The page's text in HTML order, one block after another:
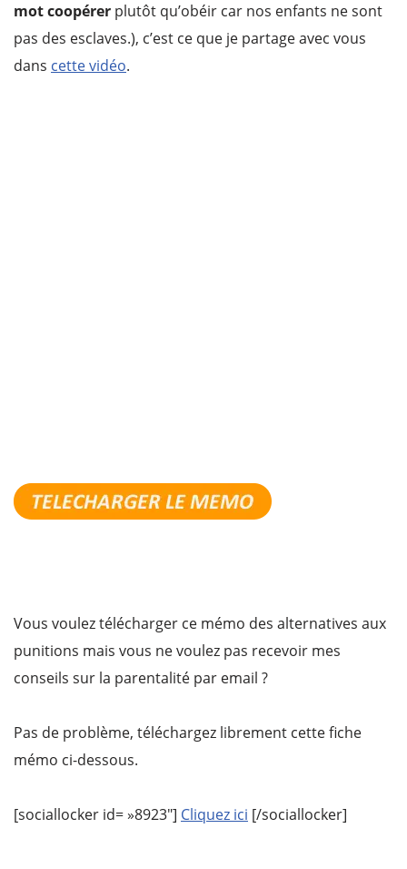
mot coopérer plutôt qu’obéir car nos enfants ne sont
pas des esclaves.), c’est ce que je partage avec vous
dans cette vidéo.
Vous voulez télécharger ce mémo des alternatives aux
punitions mais vous ne voulez pas recevoir mes
conseils sur la parentalité par email ?
Pas de problème, téléchargez librement cette fiche
mémo ci-dessous.
[sociallocker id= »8923″] Cliquez ici [/sociallocker]